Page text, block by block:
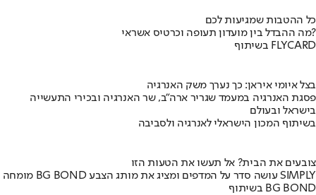
כל ההטבות שמגיעות לכם
מה ההבדל בין מועדון תעופה וכרטיס אשראי?
בשיתוף FLYCARD
בצל איומי איראן: כך נערך משק האנרגיה
פסגת האנרגיה במעמד שגריר ארה"ב, שר האנרגיה ובכירי התעשייה
בישראל ובעולם
בשיתוף המכון הישראלי לאנרגיה ולסביבה
צובעים את הבית? אל תעשו את הטעות הזו
מומחה BG BOND עושה סדר על המדפים ומציג את מותג הצבע SIMPLY
בשיתוף BG BOND